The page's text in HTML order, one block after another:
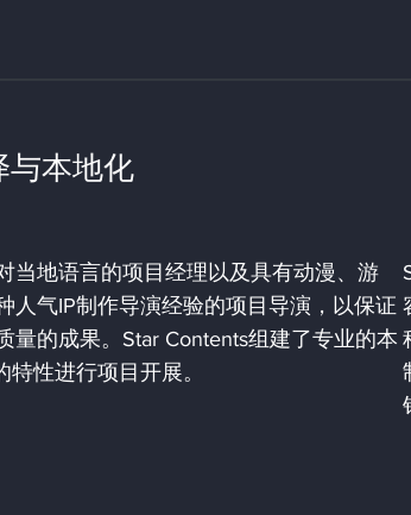
与本地化
当地语言的项目经理以及具有动漫、游
人气IP制作导演经验的项目导演，以保证
量的成果。Star Contents组建了专业的本
性进行项目开展。